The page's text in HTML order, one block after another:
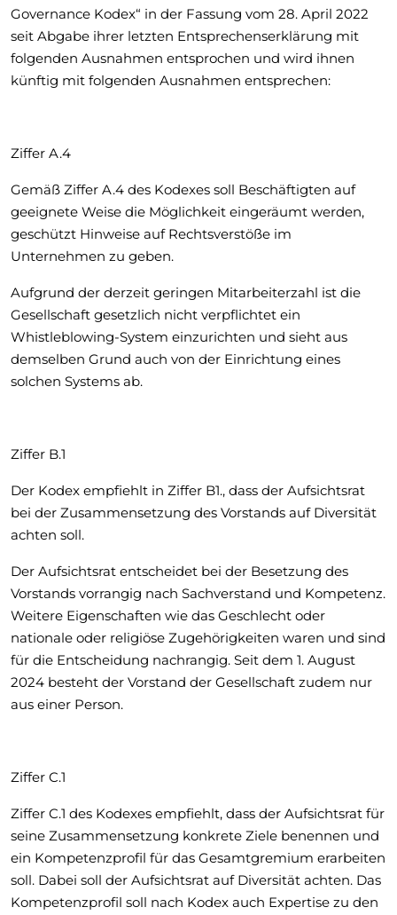
Governance Kodex“ in der Fassung vom 28. April 2022
seit Abgabe ihrer letzten Entsprechenserklärung mit
folgenden Ausnahmen entsprochen und wird ihnen
künftig mit folgenden Ausnahmen entsprechen:
Ziffer A.4
Gemäß Ziffer A.4 des Kodexes soll Beschäftigten auf
geeignete Weise die Möglichkeit eingeräumt werden,
geschützt Hinweise auf Rechtsverstöße im
Unternehmen zu geben.
Aufgrund der derzeit geringen Mitarbeiterzahl ist die
Gesellschaft gesetzlich nicht verpflichtet ein
Whistleblowing-System einzurichten und sieht aus
demselben Grund auch von der Einrichtung eines
solchen Systems ab.
Ziffer B.1
Der Kodex empfiehlt in Ziffer B1., dass der Aufsichtsrat
bei der Zusammensetzung des Vorstands auf Diversität
achten soll.
Der Aufsichtsrat entscheidet bei der Besetzung des
Vorstands vorrangig nach Sachverstand und Kompetenz.
Weitere Eigenschaften wie das Geschlecht oder
nationale oder religiöse Zugehörigkeiten waren und sind
für die Entscheidung nachrangig. Seit dem 1. August
2024 besteht der Vorstand der Gesellschaft zudem nur
aus einer Person.
Ziffer C.1
Ziffer C.1 des Kodexes empfiehlt, dass der Aufsichtsrat für
seine Zusammensetzung konkrete Ziele benennen und
ein Kompetenzprofil für das Gesamtgremium erarbeiten
soll. Dabei soll der Aufsichtsrat auf Diversität achten. Das
Kompetenzprofil soll nach Kodex auch Expertise zu den